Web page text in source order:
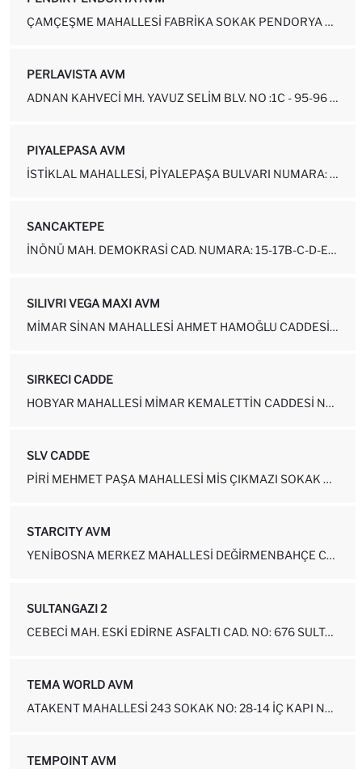
ÇAMÇEŞME MAHALLESI FABRIKA SOKAK PENDORYA AVM NO: 5 İÇ KAPI NO: 32 ...
PERLAVISTA AVM
ADNAN KAHVECI MH. YAVUZ SELIM BLV. NO :1C - 95-96 1. KAT DEFACTO PE...
PIYALEPASA AVM
İSTIKLAL MAHALLESI, PIYALEPAŞA BULVARI NUMARA: 32-2D BEYOĞLU-İSTANBUL
SANCAKTEPE
İNÖNÜ MAH. DEMOKRASI CAD. NUMARA: 15-17B-C-D-E-F SANCAKTEPE - İSTANBUL
SILIVRI VEGA MAXI AVM
MIMAR SINAN MAHALLESI AHMET HAMOĞLU CADDESI NUMARA: 14-53 SILIVRI-...
SIRKECI CADDE
HOBYAR MAHALLESI MIMAR KEMALETTIN CADDESI NUMARA: 9-2 FATIH-İSTANBUL
SLV CADDE
PIRI MEHMET PAŞA MAHALLESI MIS ÇIKMAZI SOKAK NUMARA: 2A SILIVRI-İST...
STARCITY AVM
YENIBOSNA MERKEZ MAHALLESI DEĞIRMENBAHÇE CADDESI NUMARA: 34 BAHÇELI...
SULTANGAZI 2
CEBECI MAH. ESKI EDIRNE ASFALTI CAD. NO: 676 SULTANGAZI-İSTANBUL
TEMA WORLD AVM
ATAKENT MAHALLESI 243 SOKAK NO: 28-14 İÇ KAPI NO: 1 KÜÇÜKÇEKMECE-...
TEMPOINT AVM